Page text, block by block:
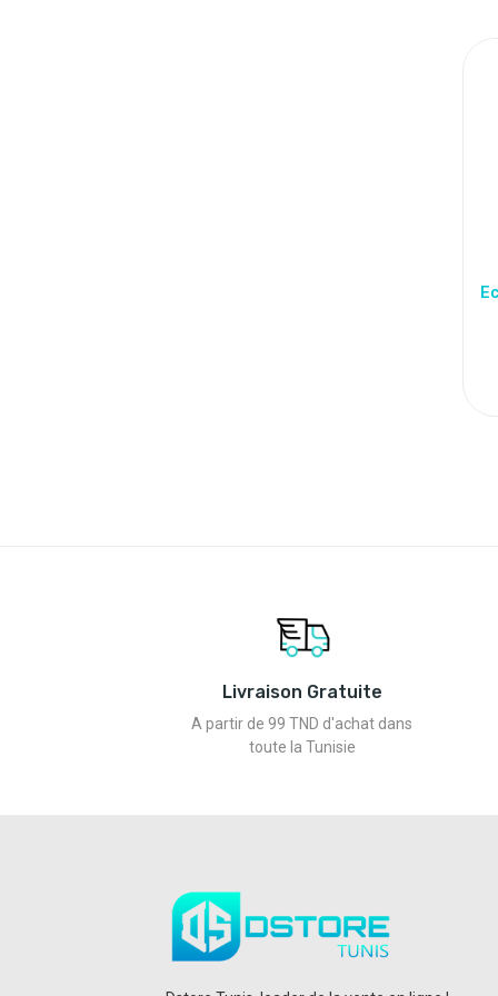
Livraison Gratuite
A partir de 99 TND d'achat dans
toute la Tunisie